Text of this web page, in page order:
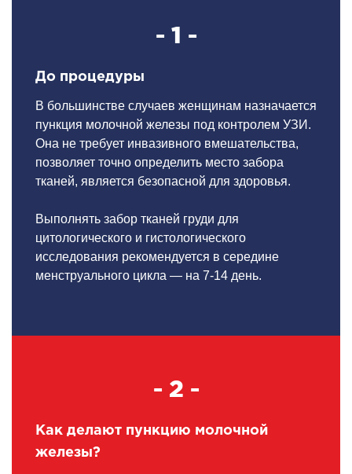
- 1 -
До процедуры
В большинстве случаев женщинам назначается
пункция молочной железы под контролем УЗИ.
Она не требует инвазивного вмешательства,
позволяет точно определить место забора
тканей, является безопасной для здоровья.
Выполнять забор тканей груди для
цитологического и гистологического
исследования рекомендуется в середине
менструального цикла — на 7-14 день.
- 2 -
Как делают пункцию молочной
железы?